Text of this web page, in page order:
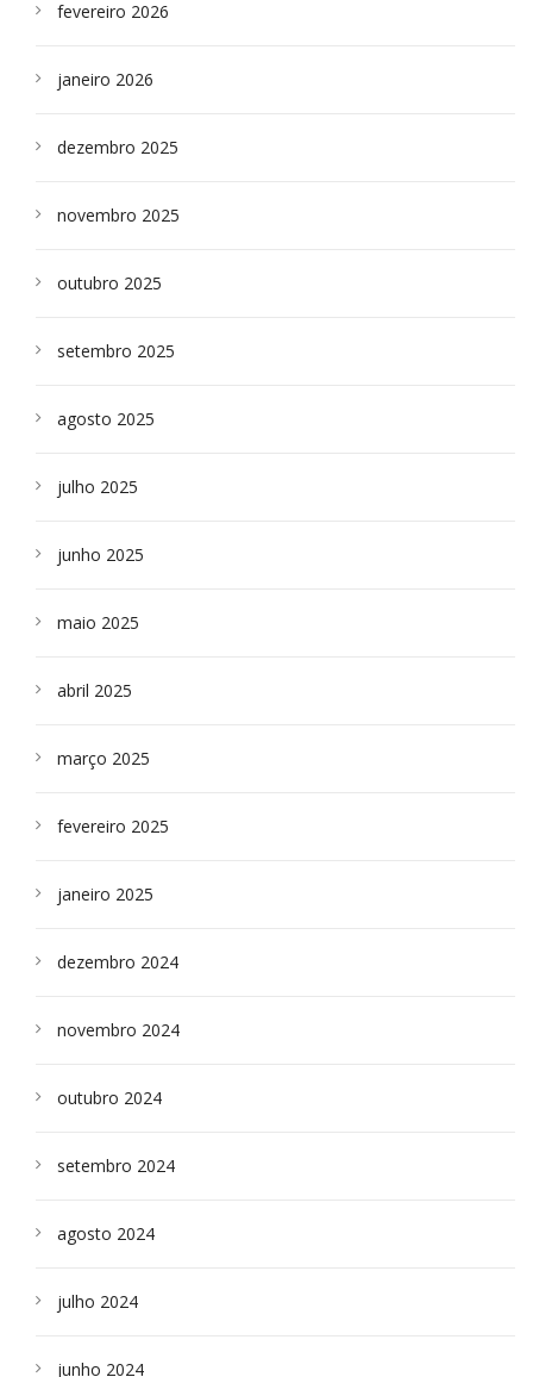
fevereiro 2026
janeiro 2026
dezembro 2025
novembro 2025
outubro 2025
setembro 2025
agosto 2025
julho 2025
junho 2025
maio 2025
abril 2025
março 2025
fevereiro 2025
janeiro 2025
dezembro 2024
novembro 2024
outubro 2024
setembro 2024
agosto 2024
julho 2024
junho 2024